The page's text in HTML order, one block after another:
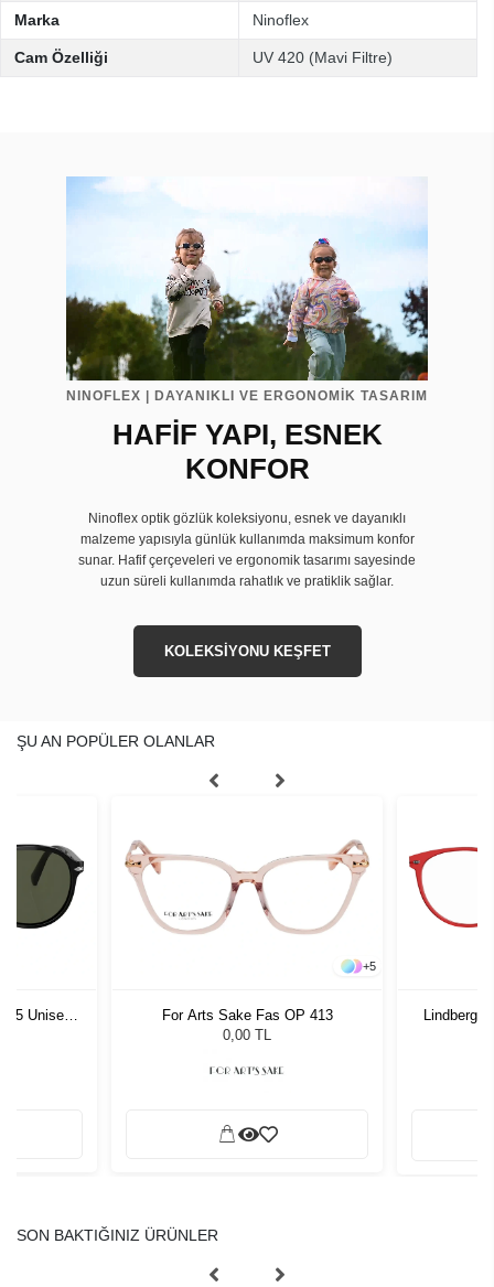
Marka Ninoflex
Cam Özelliği UV 420 (Mavi Filtre)
NINOFLEX | DAYANIKLI VE ERGONOMİK TASARIM
HAFİF YAPI, ESNEK
KONFOR
Ninoflex optik gözlük koleksiyonu, esnek ve dayanıklı
malzeme yapısıyla günlük kullanımda maksimum konfor
sunar. Hafif çerçeveleri ve ergonomik tasarımı sayesinde
uzun süreli kullanımda rahatlık ve pratiklik sağlar.
KOLEKSİYONU KEŞFET
ŞU AN POPÜLER OLANLAR
55 Unisex
+5
For Arts Sake Fas OP 413
0,00 TL
Lindberg
SON BAKTIĞINIZ ÜRÜNLER